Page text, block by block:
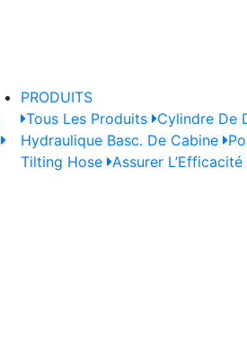
PRODUITS
Tous Les Produits Cylindre De
Hydraulique Basc. De Cabine
Tilting Hose Assurer